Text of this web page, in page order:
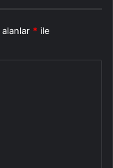
* ile